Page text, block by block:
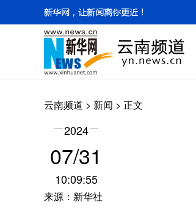
云南频道 > 新闻 > 正文
2024
07/31
10:09:55
来源：新华社